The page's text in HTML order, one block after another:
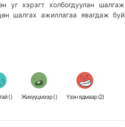
уг хэрэгт холбогдуулан шалгаж
шалгах ажиллагаа явагдаж буй
() Жихүүцмээр () Үзэн ядмаар (2)